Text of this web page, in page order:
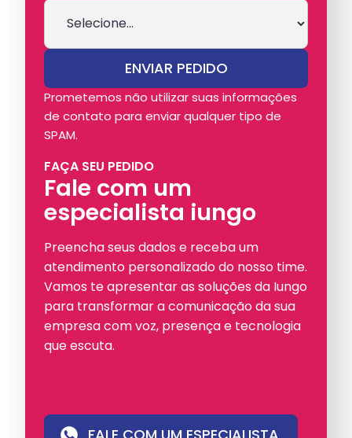
FAÇA SEU PEDIDO
Fale com um
especialista iungo
Preencha seus dados e receba um
atendimento personalizado do nosso time.
Vamos te apresentar as soluções da Iungo
para transformar a comunicação da sua
empresa com voz, presença e tecnologia
que escuta.
Prometemos não utilizar suas informações
de contato para enviar qualquer tipo de
SPAM.